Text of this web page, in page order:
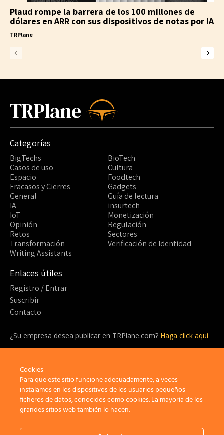
Plaud rompe la barrera de los 100 millones de
dólares en ARR con sus dispositivos de notas por IA
TRPlane
TRPlane
Categorías
BigTechs
BioTech
Casos de uso
Cultura
Espacio
Foodtech
Fracasos y Cierres
Gadgets
General
Guía de lectura
IA
insurtech
IoT
Monetización
Opinión
Regulación
Retos
Sectores
Transformación
Verificación de Identidad
Writing Assistants
Enlaces útiles
Registro / Entrar
Suscribir
Contacto
¿Su empresa desea publicar en TRPlane.com? Haga click aquí
¡Sea parte de la comunidad detrás de TRPlane y disfrute de un
sinfín de beneficios!
Suscribir
Cookies
Para que este sitio funcione adecuadamente, a veces
instalamos en los dispositivos de los usuarios pequeños
ficheros de datos, conocidos como cookies. La mayoría de los
grandes sitios web también lo hacen.